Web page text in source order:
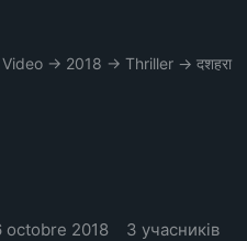
→ 2018 → Thriller → दशहरा
octobre 2018 3 учасників